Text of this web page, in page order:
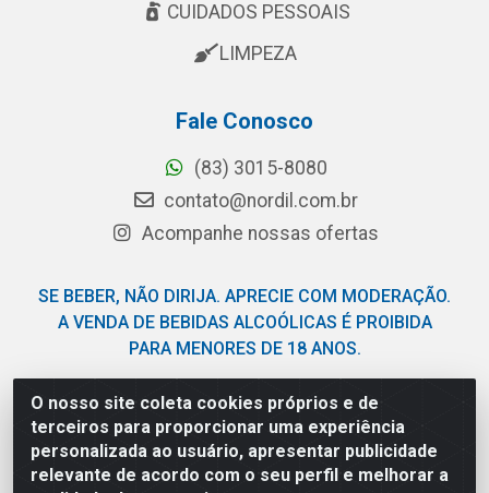
O nosso site coleta cookies próprios e de
terceiros para proporcionar uma experiência
personalizada ao usuário, apresentar publicidade
relevante de acordo com o seu perfil e melhorar a
CUIDADOS PESSOAIS
LIMPEZA
Fale Conosco
(83) 3015-8080
contato@nordil.com.br
Acompanhe nossas ofertas
SE BEBER, NÃO DIRIJA. APRECIE COM MODERAÇÃO.
A VENDA DE BEBIDAS ALCOÓLICAS É PROIBIDA
PARA MENORES DE 18 ANOS.
Nordil Distribuidora - Avenida Liberdade, 2738, Bloco F -
Sesi - Bayeux/PB - CEP 58.111-400 - CNPJ
03.775.813/0001-41